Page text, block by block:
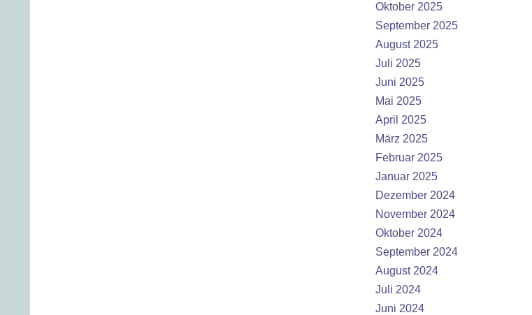
Oktober 2025
September 2025
August 2025
Juli 2025
Juni 2025
Mai 2025
April 2025
März 2025
Februar 2025
Januar 2025
Dezember 2024
November 2024
Oktober 2024
September 2024
August 2024
Juli 2024
Juni 2024